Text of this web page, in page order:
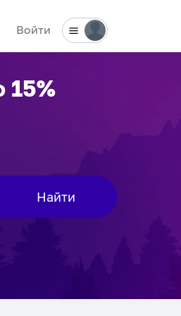
Войти
15%
Найти